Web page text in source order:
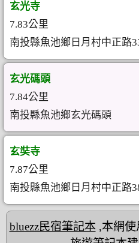
玄光寺
7.83公里
南投縣魚池鄉日月村中正路
玄光碼頭
7.84公里
南投縣魚池鄉玄光碼頭
玄奘寺
7.87公里
南投縣魚池鄉日月村中正路
bluezz民宿筆記本,本網使